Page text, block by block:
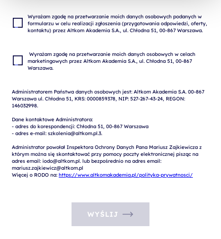
Wyrażam zgodę na przetwarzanie moich danych osobowych podanych w
formularzu w celu realizacji zgłoszenia (przygotowania odpowiedzi, oferty,
marketingowych przez Altkom Akademia S.A., ul. Chłodna 51, 00-867
Administratorem Państwa danych osobowych jest: Altkom Akademia S.A. 00-867
Warszawa ul. Chłodna 51, KRS: 0000859378, NIP: 527-267-43-24, REGON:
146032998.
Dane kontaktowe Administratora:
- adres do korespondencji: Chłodna 51, 00-867 Warszawa
- adres e-mail: szkolenia@altkom.pl.3.
Administrator powołał Inspektora Ochrony Danych Pana Mariusz Zajkiewicza z
którym można się skontaktować przy pomocy poczty elektronicznej pisząc na
adres email: iodo@altkom.pl. lub bezpośrednio na adres email:
mariusz.zajkiewicz@altkom.pl
Więcej o RODO na: https://www.altkomakademia.pl/polityka-prywatnosci/
WYŚLIJ